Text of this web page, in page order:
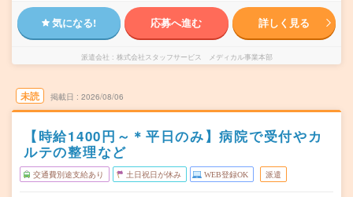
気になる! 応募へ進む 詳しく見る
派遣会社 株式会社スタッフサービス メディカル事業本部
未読 掲載日 2026/08/06
【時給1400円～＊平日のみ】病院で受付やカ
ルテの整理など
交通費別途支給あり 土日祝日が休み WEB登録OK 派遣